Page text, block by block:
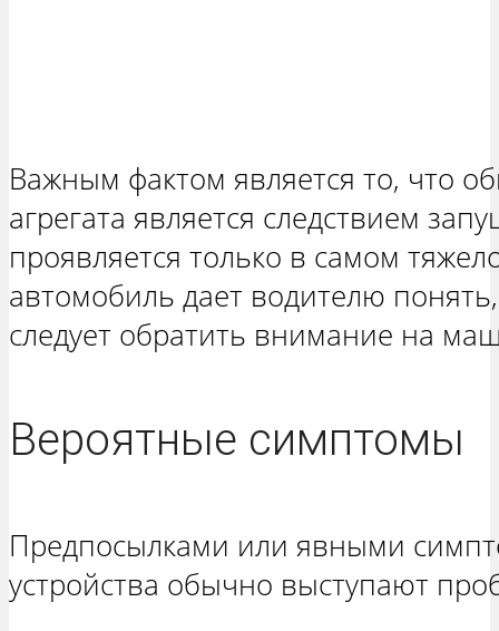
Важным фактом является то, что
агрегата является следствием
проявляется только в самом
автомобиль дает водителю
следует обратить внимание на
Вероятные симптомы
Предпосылками или явными
устройства обычно выступают